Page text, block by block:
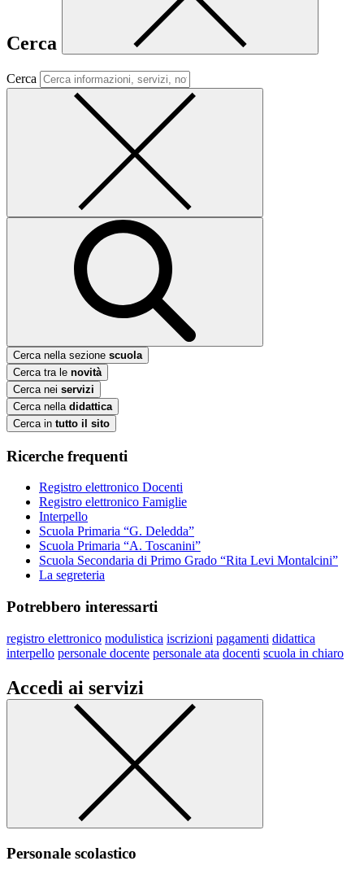
Cerca
Cerca
Cerca nella sezione scuola
Cerca tra le novità
Cerca nei servizi
Cerca nella didattica
Cerca in tutto il sito
Ricerche frequenti
Registro elettronico Docenti
Registro elettronico Famiglie
Interpello
Scuola Primaria “G. Deledda”
Scuola Primaria “A. Toscanini”
Scuola Secondaria di Primo Grado “Rita Levi Montalcini”
La segreteria
Potrebbero interessarti
registro elettronico modulistica iscrizioni pagamenti didattica
interpello personale docente personale ata docenti scuola in chiaro
Accedi ai servizi
Personale scolastico